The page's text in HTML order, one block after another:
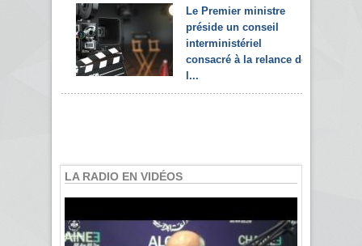
Le Premier ministre
préside un conseil
interministériel
consacré à la relance de
l...
LA RADIO EN VIDÉOS